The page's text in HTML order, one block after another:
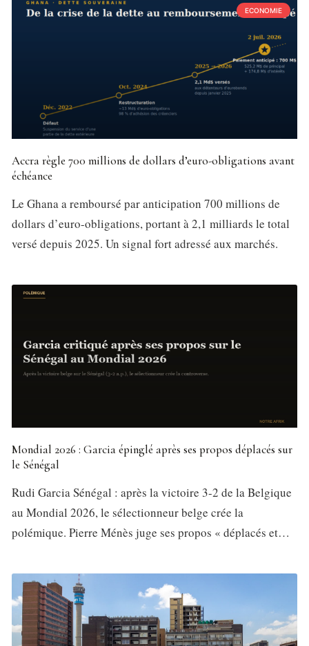
ECONOMIE
Accra règle 700 millions de dollars d’euro-obligations avant
échéance
Le Ghana a remboursé par anticipation 700 millions de
dollars d’euro-obligations, portant à 2,1 milliards le total
versé depuis 2025. Un signal fort adressé aux marchés.
Mondial 2026 : Garcia épinglé après ses propos déplacés sur
le Sénégal
Rudi Garcia Sénégal : après la victoire 3-2 de la Belgique
au Mondial 2026, le sélectionneur belge crée la
polémique. Pierre Ménès juge ses propos « déplacés et…